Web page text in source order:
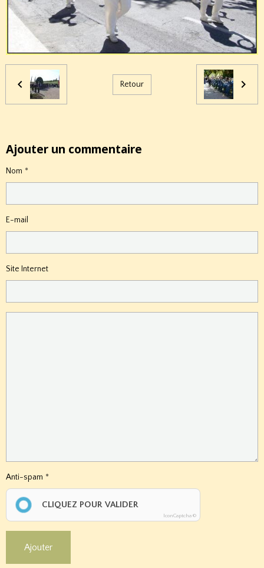
Retour
Ajouter un commentaire
Nom
E-mail
Site Internet
Anti-spam
CLIQUEZ POUR VALIDER
IconCaptcha ©
Ajouter